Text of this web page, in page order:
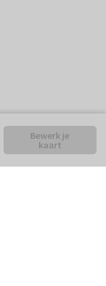
Bewerk je
kaart